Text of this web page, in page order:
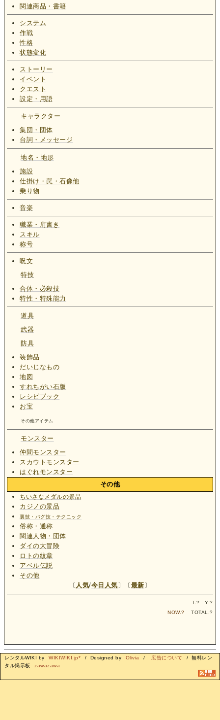
関連商品・書籍
システム
作戦
性格
状態変化
ストーリー
イベント
クエスト
設定・用語
キャラクター
集団・団体
台詞・メッセージ
地名・地形
施設
仕掛け・罠・石像他
乗り物
音楽
職業・肩書き
スキル
称号
呪文
特技
合体・必殺技
特性・特殊能力
道具
武器
防具
装飾品
だいじなもの
地図
すれちがい石版
レシピブック
お宝
その他アイテム
モンスター
仲間モンスター
スカウトモンスター
はぐれモンスター
その他
ちいさなメダルの景品
カジノの景品
裏技・バグ技・テクニック
俗称・通称
関連人物・団体
ダイの大冒険
ロトの紋章
アベル伝説
その他
〔 人気/今日人気 〕〔 最新 〕
T.? Y.?
NOW.? TOTAL.?
レンタルWIKI by WIKIWIKI.jp* / Designed by Olivia / 広告について
/ 無料レン
タル掲示板
zawazawa